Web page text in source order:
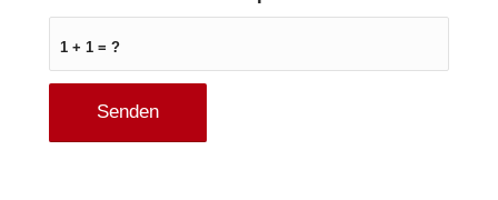
1 + 1 = ?